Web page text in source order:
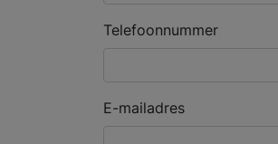
Telefoonnummer
E-mailadres